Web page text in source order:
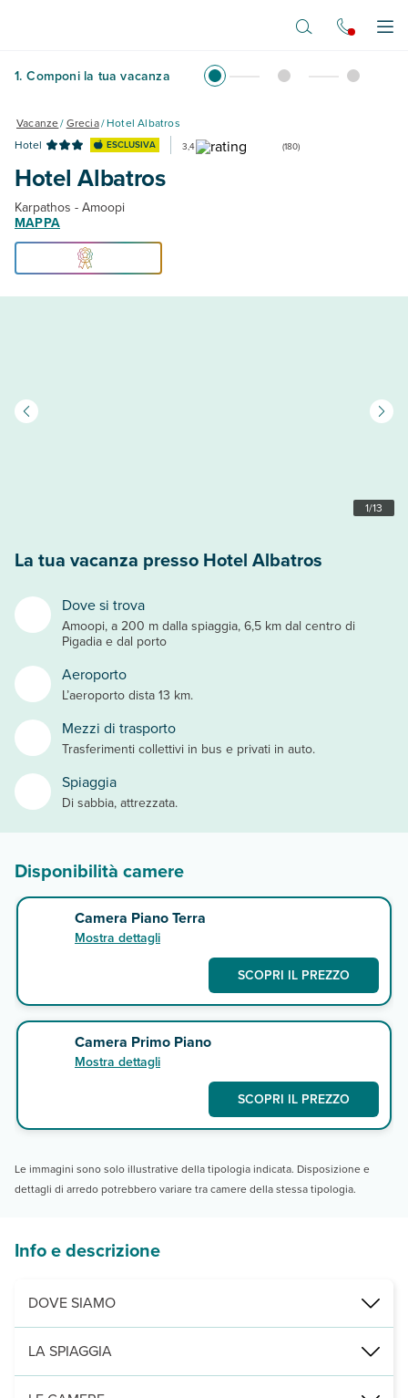
1. Componi la tua vacanza
Vacanze/Grecia/Hotel Albatros
Hotel
ESCLUSIVA 3,4 (180)
Hotel Albatros
Karpathos - Amoopi
MAPPA
1/13
Dove si trova
Amoopi, a 200 m dalla spiaggia, 6,5 km dal centro di
Pigadia e dal porto
Aeroporto
L’aeroporto dista 13 km.
Mezzi di trasporto
Trasferimenti collettivi in bus e privati in auto.
Spiaggia
Di sabbia, attrezzata.
La tua vacanza presso Hotel Albatros
Disponibilità camere
Camera Piano Terra
Mostra dettagli
SCOPRI IL PREZZO
Camera Primo Piano
Mostra dettagli
SCOPRI IL PREZZO
Le immagini sono solo illustrative della tipologia indicata. Disposizione e
dettagli di arredo potrebbero variare tra camere della stessa tipologia.
Info e descrizione
DOVE SIAMO
Amoopi, a 200 m dalla spiaggia, 6,5 km dal centro di Pigadia e
LA SPIAGGIA
di sabbia a 200 m, attrezzata con ombrelloni e lettini a